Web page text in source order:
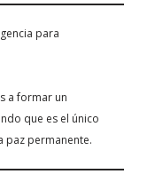
para
a formar un
que es el único
paz permanente.